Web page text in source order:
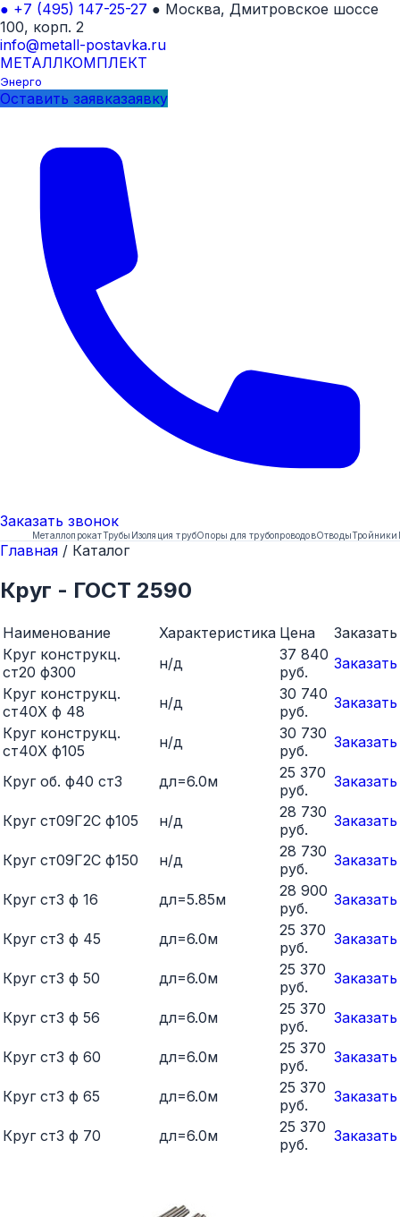
● +7 (495) 147-25-27 ● Москва, Дмитровское шоссе
100, корп. 2
info@metall-postavka.ru
МЕТАЛЛКОМПЛЕКТ
Энерго
Оставить заявказаявку
Заказать звонок
МеталлопрокатТрубы Изоляция трубОпоры для трубопроводовОтводыТройники
Главная / Каталог
Круг - ГОСТ 2590
Наименование Характеристика Цена
Заказать
Круг конструкц.
ст20 ф300
н/д
37 840
руб.
Заказать
Круг конструкц.
ст40Х ф 48
н/д
30 740
руб.
Заказать
Круг конструкц.
ст40Х ф105
н/д
30 730
руб.
Заказать
Круг об. ф40 ст3 дл=6.0м
25 370
руб.
Заказать
Круг ст09Г2С ф105 н/д
28 730
руб.
Заказать
Круг ст09Г2С ф150 н/д
28 730
руб.
Заказать
Круг ст3 ф 16 дл=5.85м
28 900
руб.
Заказать
Круг ст3 ф 45 дл=6.0м
25 370
руб.
Заказать
Круг ст3 ф 50 дл=6.0м
25 370
руб.
Заказать
Круг ст3 ф 56 дл=6.0м
25 370
руб.
Заказать
Круг ст3 ф 60 дл=6.0м
25 370
руб.
Заказать
Круг ст3 ф 65 дл=6.0м
25 370
руб.
Заказать
Круг ст3 ф 70 дл=6.0м
25 370
руб.
Заказать